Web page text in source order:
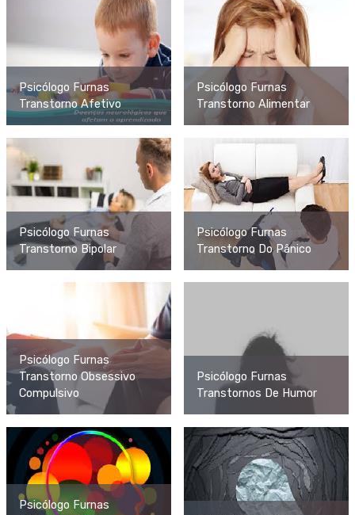
Psicólogo Furnas
Transtorno Afetivo
Psicólogo Furnas
Transtorno Alimentar
Psicólogo Furnas
Transtorno Bipolar
Psicólogo Furnas
Transtorno Do Pânico
Psicólogo Furnas
Transtorno Obsessivo
Compulsivo
Psicólogo Furnas
Transtornos De Humor
Psicólogo Furnas